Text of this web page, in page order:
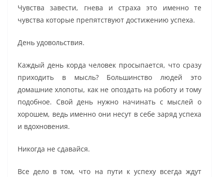
Чувства завести, гнева и страха это именно те
чувства которые препятствуют достижению успеха.
День удовольствия.
Каждый день корда человек просыпается, что сразу
приходить в мысль? Большинство людей это
домашние хлопоты, как не опоздать на роботу и тому
подобное. Свой день нужно начинать с мыслей о
хорошем, ведь именно они несут в себе заряд успеха
и вдохновения.
Никогда не сдавайся.
Все дело в том, что на пути к успеху всегда ждут